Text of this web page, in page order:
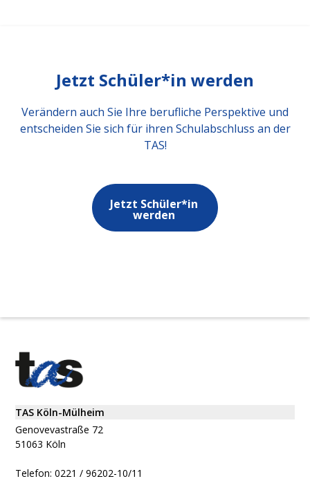
Jetzt Schüler*in werden
Verändern auch Sie Ihre berufliche Perspektive und
entscheiden Sie sich für ihren Schulabschluss an der
TAS!
Jetzt Schüler*in
werden
TAS Köln-Mülheim
Genovevastraße 72
51063 Köln
Telefon: 0221 / 96202-10/11